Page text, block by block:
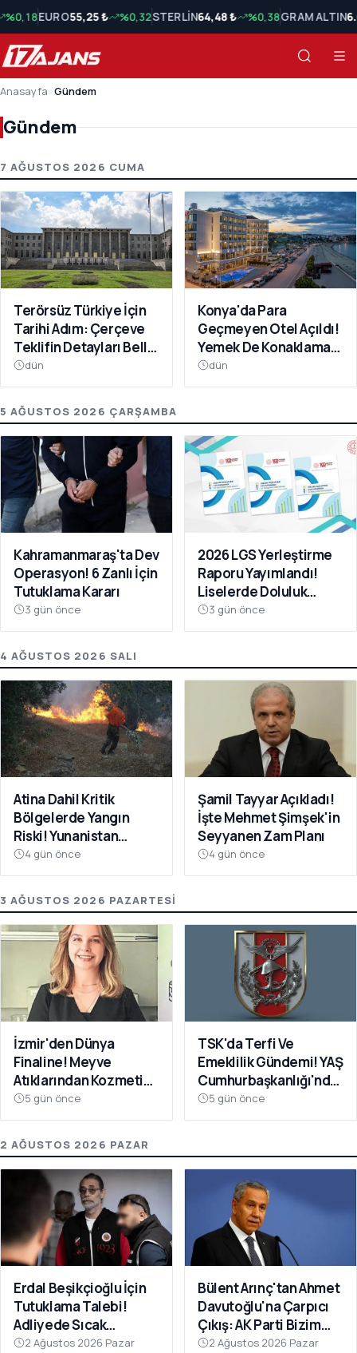
%0,18EURO55,25 ₺ %0,32STERLİN64,48 ₺ %0,38GRAM ALTIN
Anasayfa Gündem
Gündem
Gündem Son Haberler
7 AĞUSTOS 2026 CUMA
Terörsüz Türkiye İçin
Tarihi Adım: Çerçeve
Teklifin Detayları Belli
Oldu
dün
Konya'da Para
Geçmeyen Otel Açıldı!
Yemek De Konaklama
Da Ücretsiz
dün
5 AĞUSTOS 2026 ÇARŞAMBA
Kahramanmaraş'ta Dev
Operasyon! 6 Zanlı İçin
Tutuklama Kararı
3 gün önce
2026 LGS Yerleştirme
Raporu Yayımlandı!
Liselerde Doluluk
Yüzde 95'i Aştı
3 gün önce
4 AĞUSTOS 2026 SALI
Atina Dahil Kritik
Bölgelerde Yangın
Riski! Yunanistan
Kırmızıya Büründü
4 gün önce
Şamil Tayyar Açıkladı!
İşte Mehmet Şimşek'in
Seyyanen Zam Planı
4 gün önce
3 AĞUSTOS 2026 PAZARTESI
İzmir'den Dünya
Finaline! Meyve
Atıklarından Kozmetik
Devrimi
5 gün önce
TSK'da Terfi Ve
Emeklilik Gündemi! YAŞ
Cumhurbaşkanlığı'nda
Toplanacak
5 gün önce
2 AĞUSTOS 2026 PAZAR
Erdal Beşikçioğlu İçin
Tutuklama Talebi!
Adliyede Sıcak
Dakikalar
2 Ağustos 2026 Pazar
Bülent Arınç'tan Ahmet
Davutoğlu'na Çarpıcı
Çıkış: AK Parti Bizim
Evimiz
2 Ağustos 2026 Pazar